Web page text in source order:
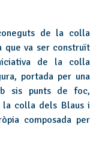
de la colla
que va ser construït
de la colla
portada per una
sis punts de foc,
colla dels Blaus i
composada per